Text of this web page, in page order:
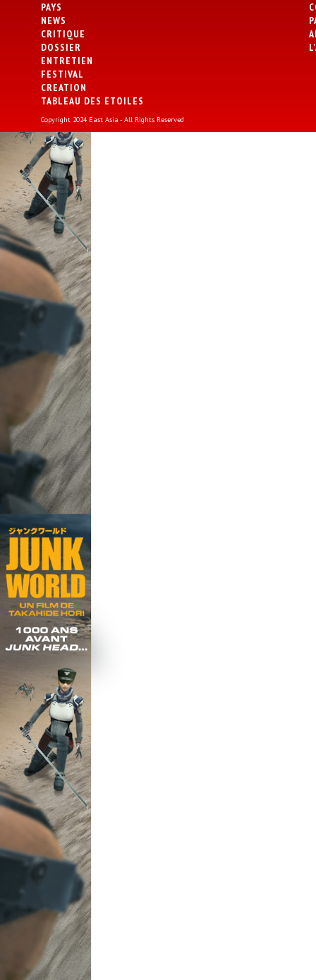
PAYS
NEWS
CRITIQUE
DOSSIER
ENTRETIEN
FESTIVAL
CREATION
TABLEAU DES ETOILES
Copyright 2024 East Asia - All Rights Reserved